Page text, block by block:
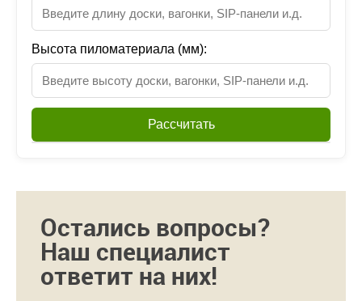
Высота пиломатериала (мм):
Рассчитать
Остались вопросы?
Наш специалист
ответит на них!